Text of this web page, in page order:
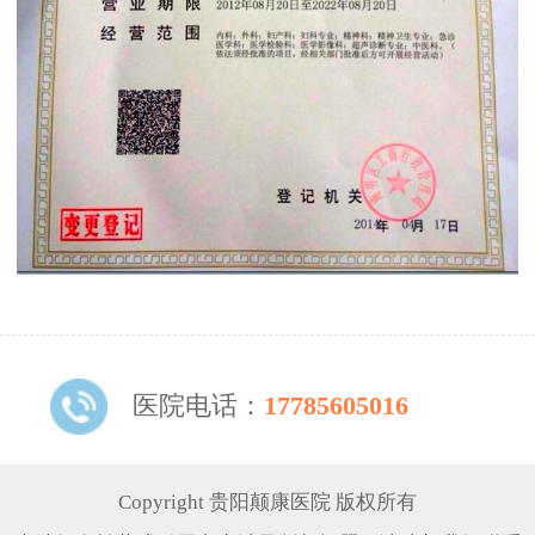
医院电话： 17785605016
Copyright 贵阳颠康医院 版权所有